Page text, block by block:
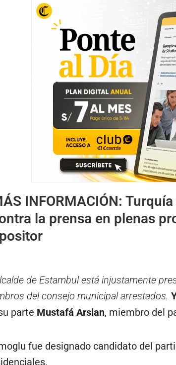
INFORMACIÓN:
la prensa en plenas
de Estambul está injustamente
del consejo municipal arrestados.
parte Mustafá Arslan, miembro del
fue designado candidato del